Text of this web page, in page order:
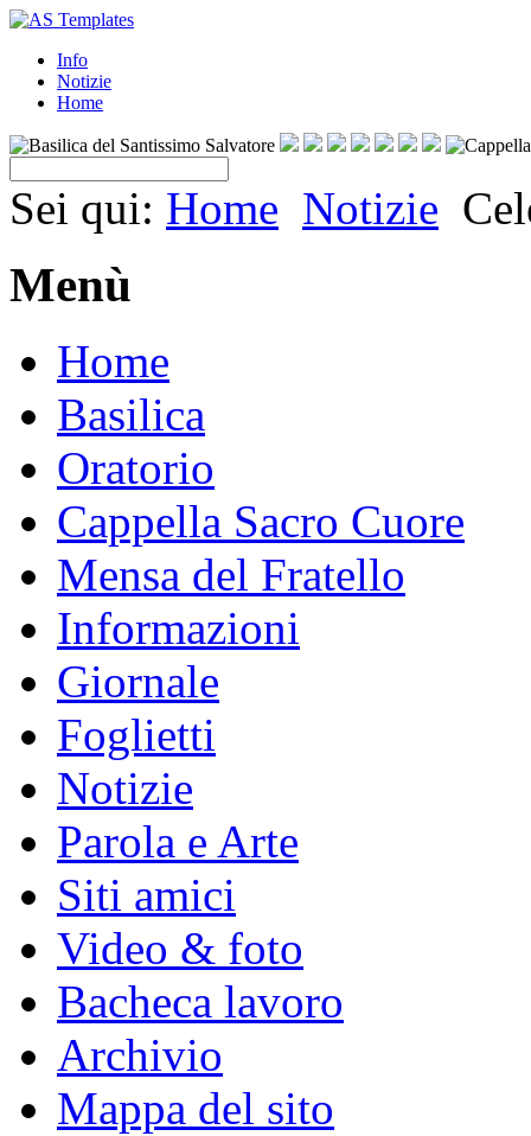
Info
Notizie
Home
Sei qui: Home Notizie
Menù
Home
Basilica
Oratorio
Cappella Sacro Cuore
Mensa del Fratello
Informazioni
Giornale
Foglietti
Notizie
Parola e Arte
Siti amici
Video & foto
Bacheca lavoro
Archivio
Mappa del sito